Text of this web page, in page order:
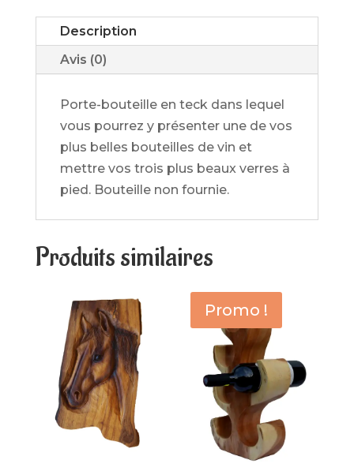
verres-
PBTDescription
Avis (0)
Porte-bouteille en teck dans lequel
vous pourrez y présenter une de vos
plus belles bouteilles de vin et
mettre vos trois plus beaux verres à
pied. Bouteille non fournie.
Produits similaires
Promo !